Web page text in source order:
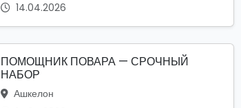
14.04.2026
ПОМОЩНИК ПОВАРА — СРОЧНЫЙ
НАБОР
Ашкелон